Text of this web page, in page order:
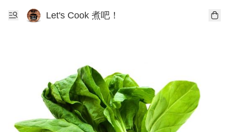
Let's Cook 煮吧！